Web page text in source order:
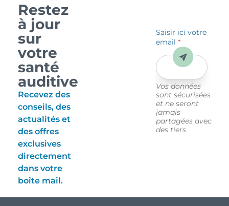
Restez
à jour
sur
votre
santé
auditive
Recevez des
conseils, des
actualités et
des offres
exclusives
directement
dans votre
boîte mail.
Saisir ici votre
email*
Vos données
sont sécurisées
et ne seront
jamais
partagées avec
des tiers
Envoyer